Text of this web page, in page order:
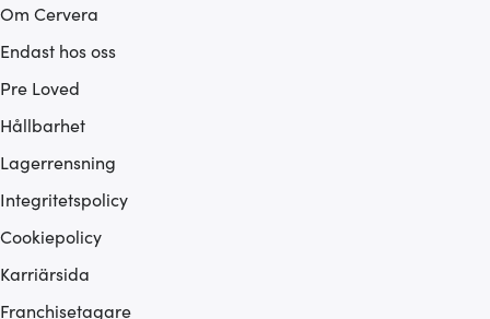
Om Cervera
Endast hos oss
Pre Loved
Hållbarhet
Lagerrensning
Integritetspolicy
Cookiepolicy
Karriärsida
Franchisetagare